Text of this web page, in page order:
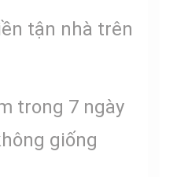
tận nhà trên
trong 7 ngày
giống